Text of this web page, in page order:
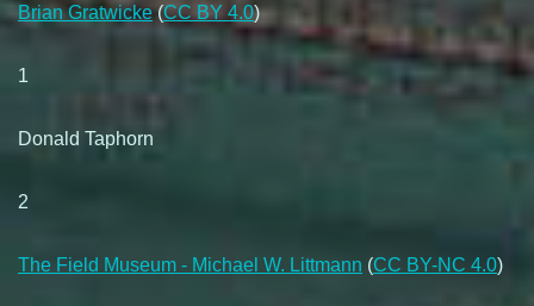
Brian Gratwicke(CC BY 4.0)
1
Donald Taphorn
2
The Field Museum - Michael W. Littmann (CC BY-NC 4.0)